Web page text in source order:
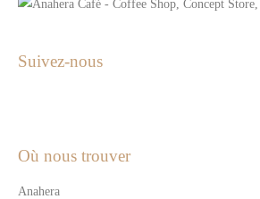
Suivez-nous
Où nous trouver
Anahera